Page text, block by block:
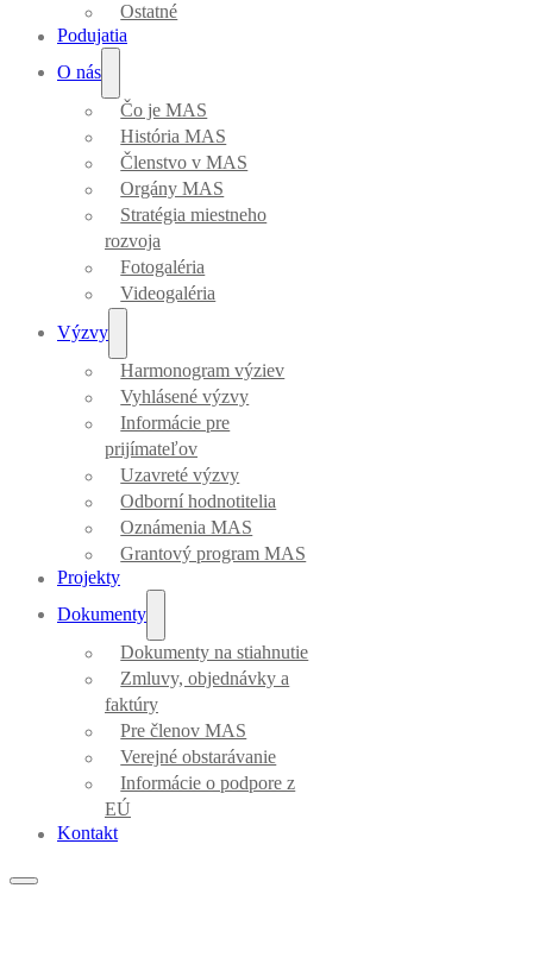
Ostatné
Podujatia
O nás
Čo je MAS
História MAS
Členstvo v MAS
Orgány MAS
Stratégia miestneho
rozvoja
Fotogaléria
Videogaléria
Výzvy
Harmonogram výziev
Vyhlásené výzvy
Informácie pre
prijímateľov
Uzavreté výzvy
Odborní hodnotitelia
Oznámenia MAS
Grantový program MAS
Projekty
Dokumenty
Dokumenty na stiahnutie
Zmluvy, objednávky a
faktúry
Pre členov MAS
Verejné obstarávanie
Informácie o podpore z
EÚ
Kontakt